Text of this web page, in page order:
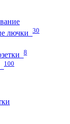
лючки
30
8
100